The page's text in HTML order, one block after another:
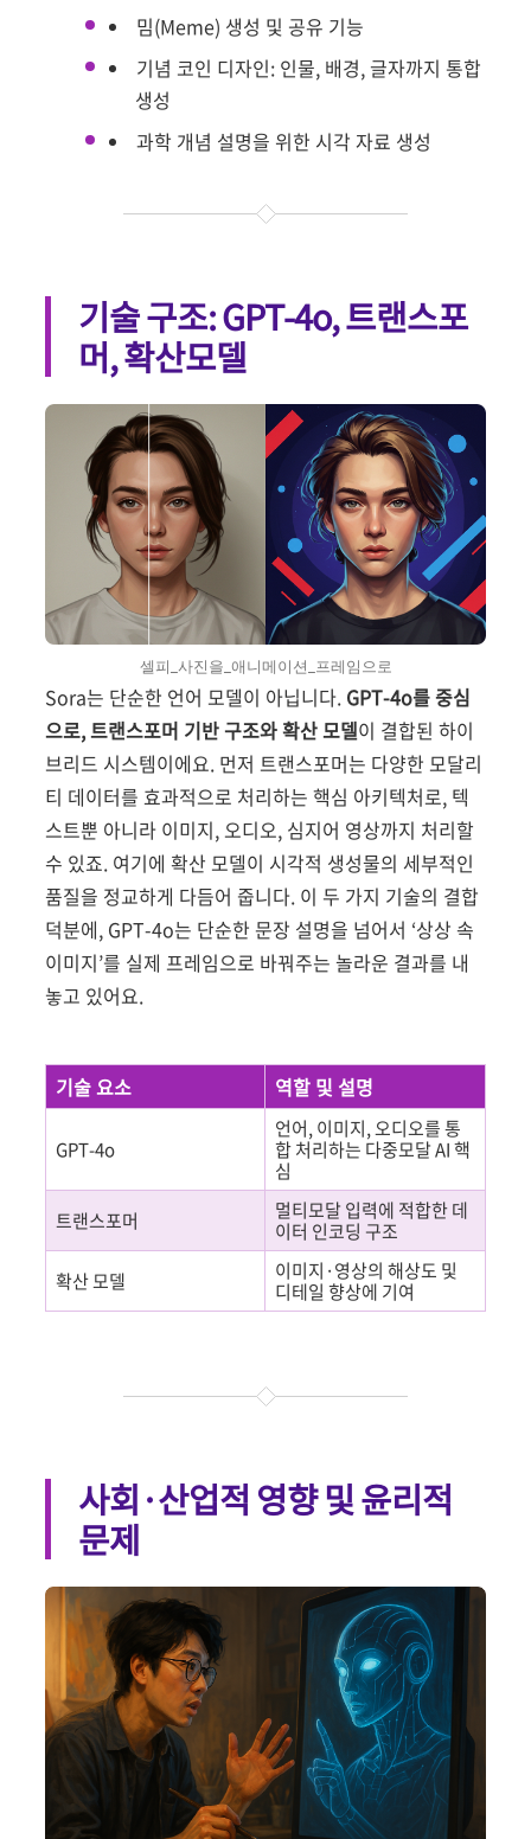
밈(Meme) 생성 및 공유 기능
기념 코인 디자인: 인물, 배경, 글자까지 통합
생성
과학 개념 설명을 위한 시각 자료 생성
기술 구조: GPT-4o, 트랜스포
머, 확산모델
셀피_사진을_애니메이션_프레임으로
Sora는 단순한 언어 모델이 아닙니다. GPT-4o를 중심
으로, 트랜스포머 기반 구조와 확산 모델이 결합된 하이
브리드 시스템이에요. 먼저 트랜스포머는 다양한 모달리
티 데이터를 효과적으로 처리하는 핵심 아키텍처로, 텍
스트뿐 아니라 이미지, 오디오, 심지어 영상까지 처리할
수 있죠. 여기에 확산 모델이 시각적 생성물의 세부적인
품질을 정교하게 다듬어 줍니다. 이 두 가지 기술의 결합
덕분에, GPT-4o는 단순한 문장 설명을 넘어서 ‘상상 속
이미지’를 실제 프레임으로 바꿔주는 놀라운 결과를 내
놓고 있어요.
기술 요소 역할 및 설명
GPT-4o
언어, 이미지, 오디오를 통
합 처리하는 다중모달 AI 핵
심
트랜스포머
멀티모달 입력에 적합한 데
이터 인코딩 구조
확산 모델
이미지·영상의 해상도 및
디테일 향상에 기여
사회·산업적 영향 및 윤리적
문제